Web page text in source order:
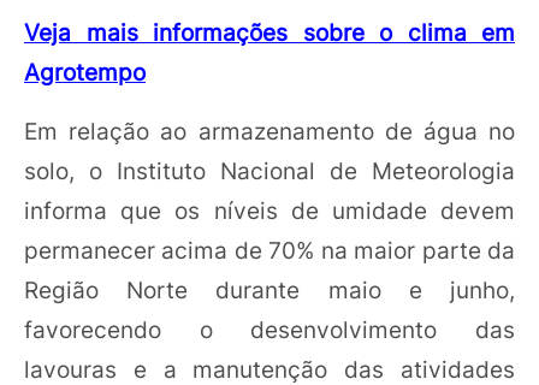
Veja mais informações sobre o clima em
Agrotempo
Em relação ao armazenamento de água no
solo, o Instituto Nacional de Meteorologia
informa que os níveis de umidade devem
permanecer acima de 70% na maior parte da
Região Norte durante maio e junho,
favorecendo o desenvolvimento das
lavouras e a manutenção das atividades